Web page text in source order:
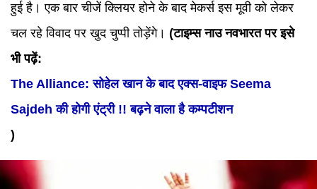
हुई है। एक बार चीजें क्लियर होने के बाद मेकर्स इस मूवी को लेकर
चल रहे विवाद पर खुद चुप्पी तोड़ेंगे। (टाइम्स नाउ नवभारत पर इसे
भी पढ़ें:
The Alliance: सोहेल खान के बाद एक्स-वाइफ Seema
Sajdeh की होगी एंट्री !! बढ़ने वाला है कम्पटीशन
)